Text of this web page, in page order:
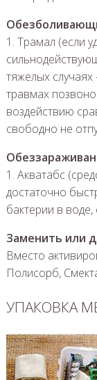
1. Трамал (если
тяжелых
травмах
воздействию
свободно не
1. Акватабс
достаточно
бактерии в
Заменить или
Вместо
Полисорб,
УПАКОВКА